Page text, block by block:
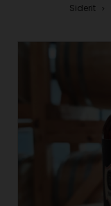
Siderit